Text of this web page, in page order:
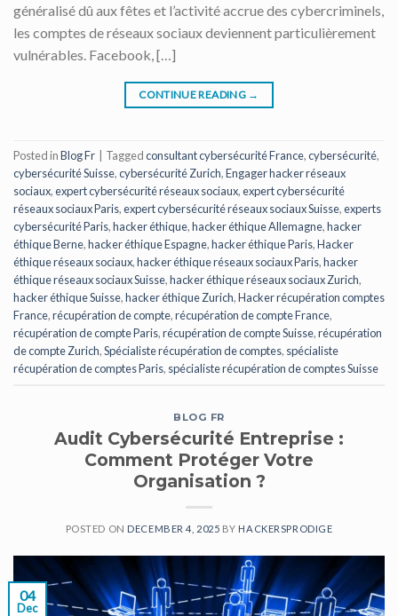
généralisé dû aux fêtes et l’activité accrue des cybercriminels,
les comptes de réseaux sociaux deviennent particulièrement
vulnérables. Facebook, […]
CONTINUE READING →
Posted inBlog Fr Taggedconsultant cybersécurité France,cybersécurité,
cybersécurité Suisse,cybersécurité Zurich,Engager hacker réseaux
sociaux,expert cybersécurité réseaux sociaux,expert cybersécurité
réseaux sociaux Paris,expert cybersécurité réseaux sociaux Suisse,experts
cybersécurité Paris,hacker éthique,hacker éthique Allemagne,hacker
éthique Berne,hacker éthique Espagne,hacker éthique Paris,Hacker
éthique réseaux sociaux,hacker éthique réseaux sociaux Paris,hacker
éthique réseaux sociaux Suisse,hacker éthique réseaux sociaux Zurich,
hacker éthique Suisse,hacker éthique Zurich,Hacker récupération comptes
France,récupération de compte,récupération de compte France,
récupération de compte Paris,récupération de compte Suisse,récupération
de compte Zurich,Spécialiste récupération de comptes, spécialiste
récupération de comptes Paris, spécialiste récupération de comptes Suisse
BLOG FR
Audit Cybersécurité Entreprise :
Comment Protéger Votre
Organisation ?
POSTED ON DECEMBER 4, 2025 BY HACKERSPRODIGE
04
Dec